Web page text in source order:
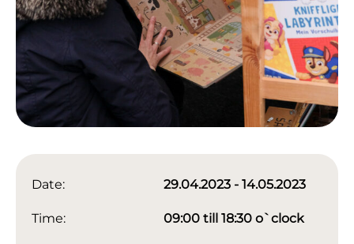
Date: 29.04.2023 - 14.05.2023
Time: 09:00 till 18:30 o`clock